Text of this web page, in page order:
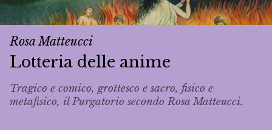
Rosa Matteucci
Lotteria delle anime
Tragico e comico, grottesco e sacro, fisico e
metafisico, il Purgatorio secondo Rosa Matteucci.